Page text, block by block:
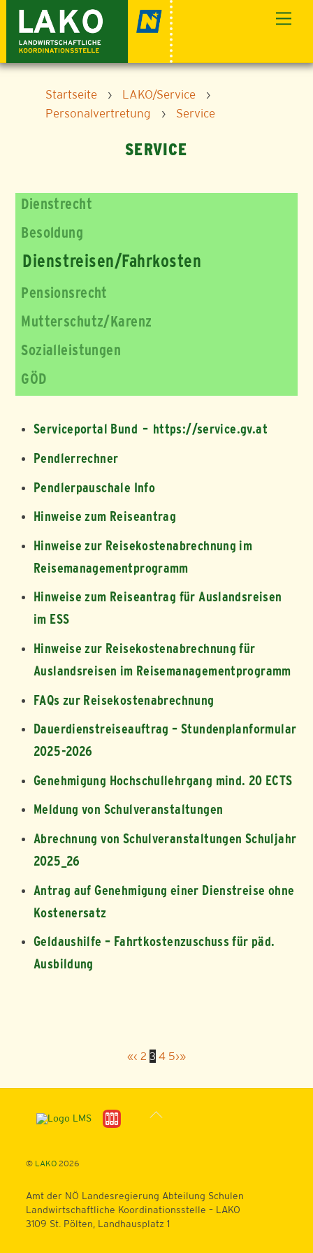
content
Startseite › LAKO/Service
›
Personalvertretung
› Service
SERVICE
Dienstrecht
Besoldung
Dienstreisen/Fahrkosten
Pensionsrecht
Mutterschutz/Karenz
Sozialleistungen
GÖD
Serviceportal Bund – https://service.gv.at
Pendlerrechner
Pendlerpauschale Info
Hinweise zum Reiseantrag
Hinweise zur Reisekostenabrechnung im
Reisemanagementprogramm
Hinweise zum Reiseantrag für Auslandsreisen
im ESS
Hinweise zur Reisekostenabrechnung für
Auslandsreisen im Reisemanagementprogramm
FAQs zur Reisekostenabrechnung
Dauerdienstreiseauftrag – Stundenplanformular
2025-2026
Genehmigung Hochschullehrgang mind. 20 ECTS
Meldung von Schulveranstaltungen
Abrechnung von Schulveranstaltungen Schuljahr
2025_26
Antrag auf Genehmigung einer Dienstreise ohne
Kostenersatz
Geldaushilfe – Fahrtkostenzuschuss für päd.
Ausbildung
«‹ 2 3 4 5›»
Back
© LAKO2026
Amt der NÖ Landesregierung Abteilung Schulen
Landwirtschaftliche Koordinationsstelle – LAKO
3109 St. Pölten, Landhausplatz 1